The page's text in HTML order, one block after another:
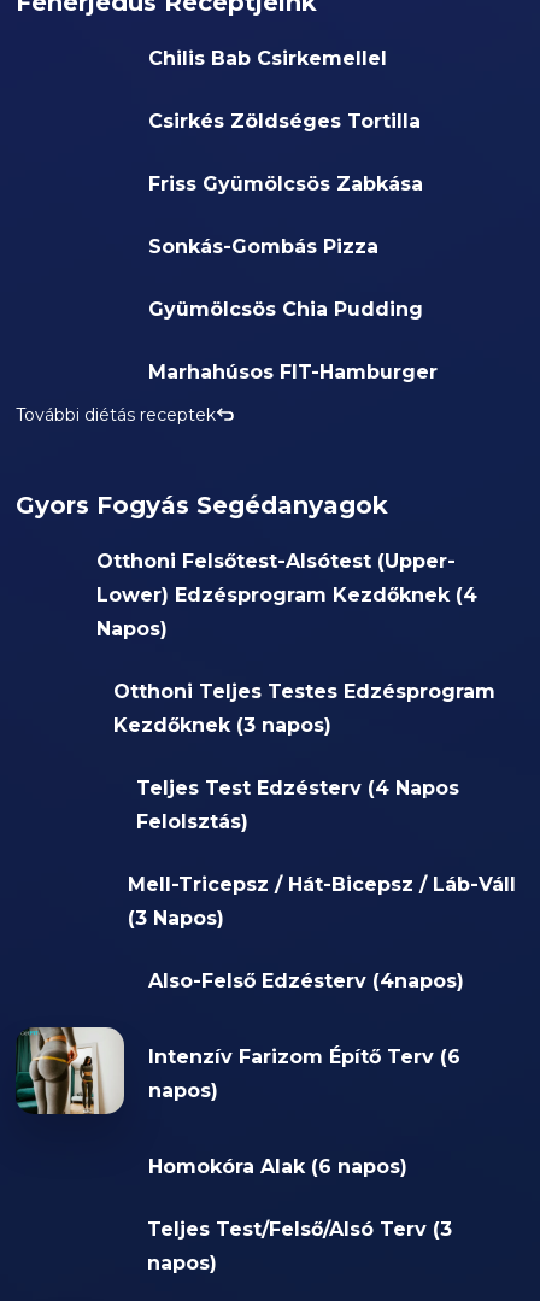
Chilis Bab Csirkemellel
Csirkés Zöldséges Tortilla
Friss Gyümölcsös Zabkása
Sonkás-Gombás Pizza
Gyümölcsös Chia Pudding
Marhahúsos FIT-Hamburger
További diétás receptek
Gyors Fogyás Segédanyagok
Otthoni Felsőtest-Alsótest (Upper-
Lower) Edzésprogram Kezdőknek (4
Napos)
Otthoni Teljes Testes Edzésprogram
Kezdőknek (3 napos)
Teljes Test Edzésterv (4 Napos
Felolsztás)
Mell-Tricepsz / Hát-Bicepsz / Láb-Váll
(3 Napos)
Also-Felső Edzésterv (4napos)
Intenzív Farizom Építő Terv (6
napos)
Homokóra Alak (6 napos)
Teljes Test/Felső/Alsó Terv (3
napos)